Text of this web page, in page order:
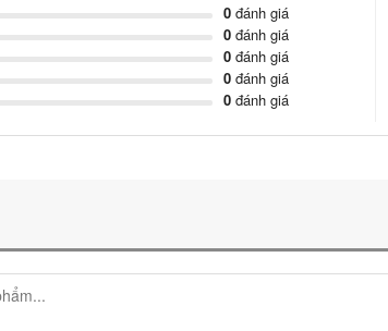
0 đánh giá
0 đánh giá
0 đánh giá
0 đánh giá
0 đánh giá